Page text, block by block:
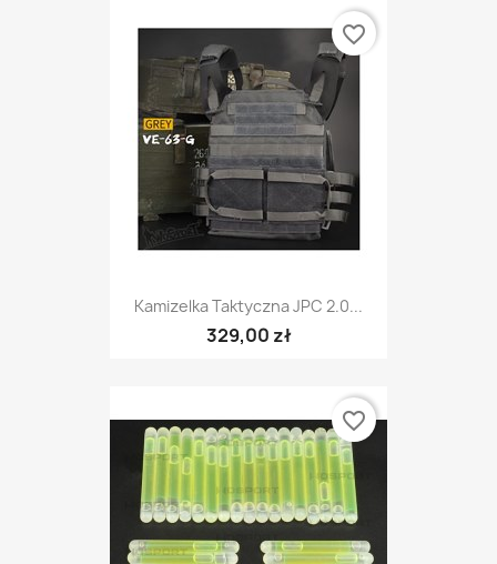
Kamizelka Taktyczna JPC 2.0...
329,00 zł
favorite_border
favorite_border